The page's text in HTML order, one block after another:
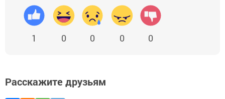
1 0 0 0 0
Расскажите друзьям